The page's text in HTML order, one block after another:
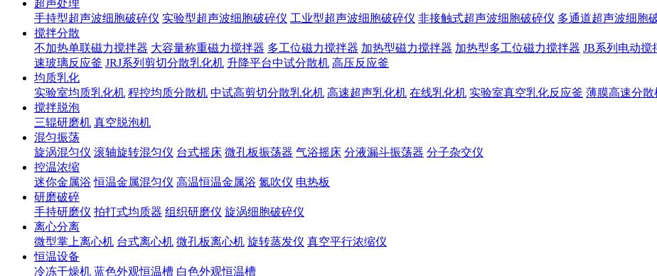
超声处理
手持型超声波细胞破碎仪 实验型超声波细胞破碎仪 工业型超声波细胞破碎仪 非接触式超声波细胞破碎仪 多通道超声波细胞
搅拌分散
不加热单联磁力搅拌器 大容量称重磁力搅拌器 多工位磁力搅拌器 加热型磁力搅拌器 加热型多工位磁力搅拌器 JB系列电动搅
速玻璃反应釜 JRJ系列剪切分散乳化机 升降平台中试分散机 高压反应釜
均质乳化
实验室均质乳化机 程控均质分散机 中试高剪切分散乳化机 高速超声乳化机 在线乳化机 实验室真空乳化反应釜 薄膜高速分散
搅拌脱泡
三辊研磨机 真空脱泡机
混匀振荡
旋涡混匀仪 滚轴旋转混匀仪 台式摇床 微孔板振荡器 气浴摇床 分液漏斗振荡器 分子杂交仪
控温浓缩
迷你金属浴 恒温金属混匀仪 高温恒温金属浴 氮吹仪 电热板
研磨破碎
手持研磨仪 拍打式均质器 组织研磨仪 旋涡细胞破碎仪
离心分离
微型掌上离心机 台式离心机 微孔板离心机 旋转蒸发仪 真空平行浓缩仪
恒温设备
冷冻干燥机 蓝色外观恒温槽 白色外观恒温槽